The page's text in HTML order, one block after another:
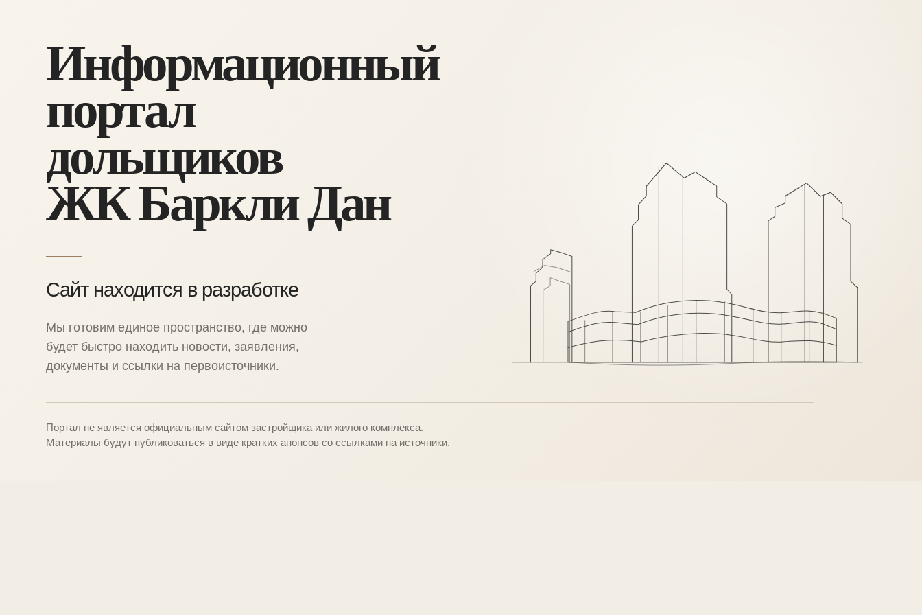
Информационный
портал
дольщиков
ЖК Баркли Дан
Сайт находится в разработке
Мы готовим единое пространство, где можно
будет быстро находить новости, заявления,
документы и ссылки на первоисточники.
Портал не является официальным сайтом застройщика или жилого комплекса.
Материалы будут публиковаться в виде кратких анонсов со ссылками на источники.